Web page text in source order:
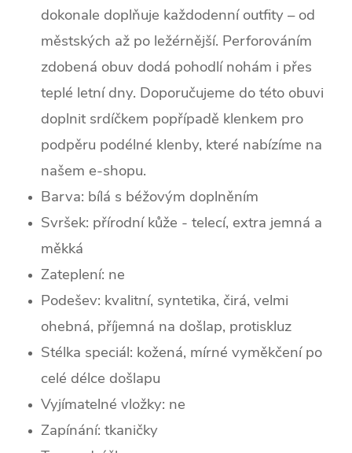
dokonale doplňuje každodenní outfity –od
městských až po ležérnější. Perforováním
zdobená obuv dodá pohodlí nohám i přes
teplé letní dny. Doporučujeme do této obuvi
doplnit srdíčkem popřípadě klenkem pro
podpěru podélné klenby, které nabízíme na
našem e-shopu.
Barva: bílá s béžovým doplněním
Svršek: přírodní kůže - telecí, extra jemná a
měkká
Zateplení: ne
Podešev: kvalitní, syntetika, čirá, velmi
ohebná, příjemná na došlap, protiskluz
Stélka speciál: kožená, mírné vyměkčení po
celé délce došlapu
Vyjímatelné vložky: ne
Zapínání: tkaničky